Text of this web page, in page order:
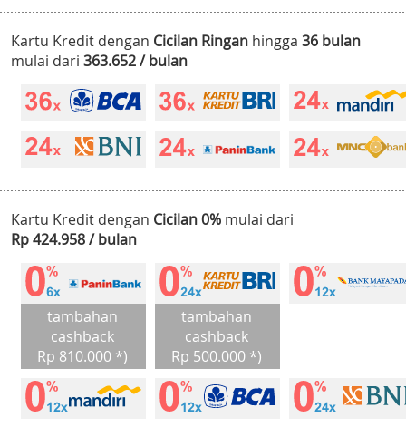
Kartu Kredit dengan Cicilan Ringan hingga 36 bulan
mulai dari 363.652 / bulan
Kartu Kredit dengan Cicilan 0% mulai dari
Rp 424.958 / bulan
tambahan
cashback
Rp 810.000 *)
tambahan
cashback
Rp 500.000 *)